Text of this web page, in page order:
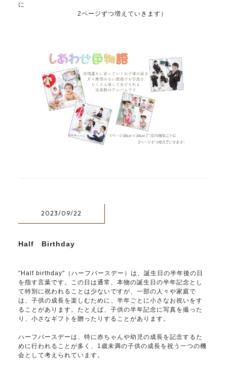
に
2ページずつ増えていきます）
2023/09/22
Half Birthday
"Half birthday"（ハーフバースデー）は、誕生日の半年後の日
を指す言葉です。この日は通常、本物の誕生日の半年記念とし
て特別に祝われることは少ないですが、一部の人々や家庭で
は、子供の成長を楽しむために、半年ごとに小さなお祝いをす
ることがあります。たとえば、子供の半年記念に写真を撮った
り、小さなギフトを贈ったりすることがあります。
ハーフバースデーは、特に赤ちゃんや幼児の成長を記念するた
めに行われることが多く、1歳未満の子供の成長を祝う一つの機
会として考えられています。